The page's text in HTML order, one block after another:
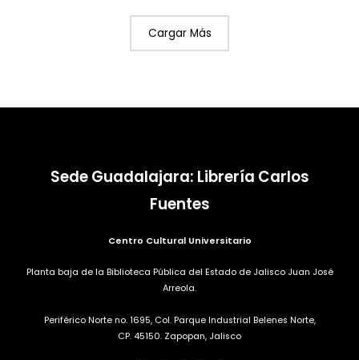
Cargar Más
Sede Guadalajara: Librería Carlos
Fuentes
Centro Cultural Universitario
Planta baja de la Biblioteca Pública del Estado de Jalisco Juan José
Arreola.
Periférico Norte no. 1695, Col. Parque Industrial Belenes Norte,
CP. 45150. Zapopan, Jalisco